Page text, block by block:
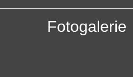
Fotogalerie